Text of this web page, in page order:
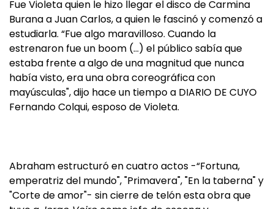
Fue Violeta quien le hizo llegar el disco de Carmina
Burana a Juan Carlos, a quien le fascinó y comenzó a
estudiarla. “Fue algo maravilloso. Cuando la
estrenaron fue un boom (…) el público sabía que
estaba frente a algo de una magnitud que nunca
había visto, era una obra coreográfica con
mayúsculas", dijo hace un tiempo a DIARIO DE CUYO
Fernando Colqui, esposo de Violeta.
Abraham estructuró en cuatro actos -“Fortuna,
emperatriz del mundo", "Primavera", "En la taberna" y
"Corte de amor"- sin cierre de telón esta obra que